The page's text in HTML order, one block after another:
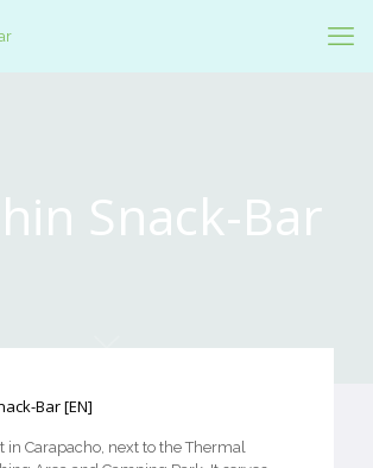
Snack-Bar
Bar [EN]
in Carapacho, next to the Thermal